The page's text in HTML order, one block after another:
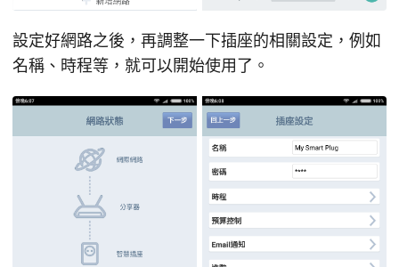
設定好網路之後，再調整一下插座的相關設定，例如
名稱、時程等，就可以開始使用了。